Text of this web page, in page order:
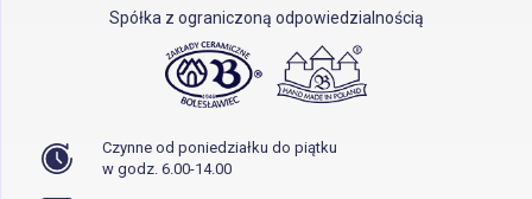
Spółka z ograniczoną odpowiedzialnością
Czynne od poniedziałku do piątku
w godz. 6.00-14.00